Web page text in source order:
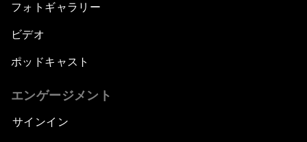
フォトギャラリー
ビデオ
ポッドキャスト
エンゲージメント
サインイン